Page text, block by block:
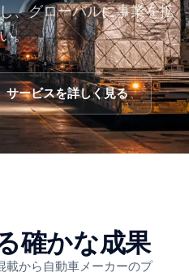
、グローバルに事業を拡
。
サービスを詳しく見る
確かな成果
載から自動車メーカーのプ